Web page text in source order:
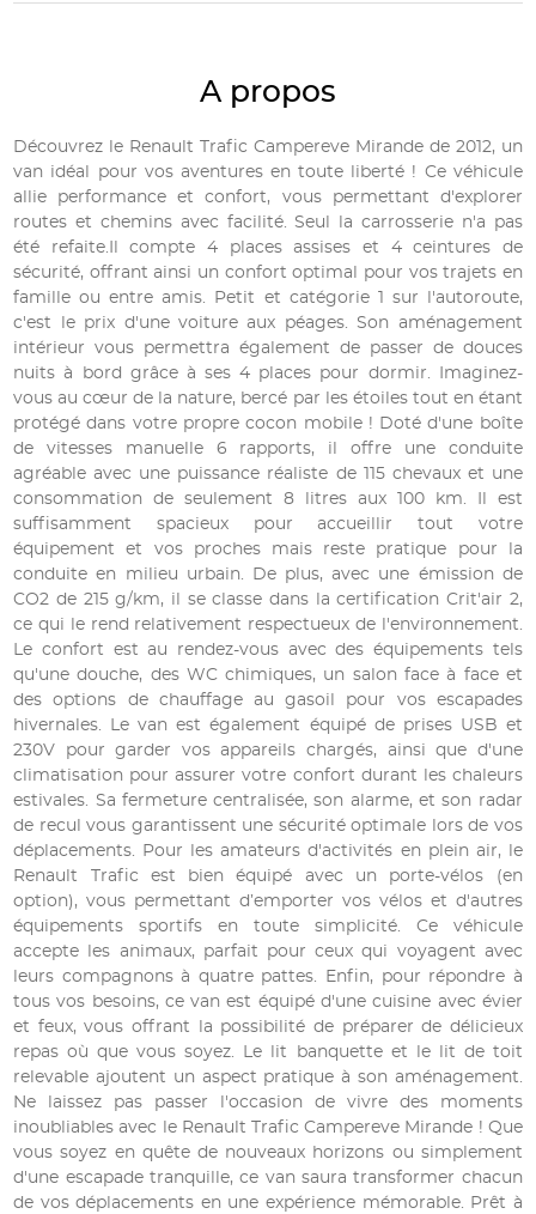
A propos
Découvrez le Renault Trafic Campereve Mirande de 2012, un
van idéal pour vos aventures en toute liberté ! Ce véhicule
allie performance et confort, vous permettant d'explorer
routes et chemins avec facilité. Seul la carrosserie n'a pas
été refaite.Il compte 4 places assises et 4 ceintures de
sécurité, offrant ainsi un confort optimal pour vos trajets en
famille ou entre amis. Petit et catégorie 1 sur l'autoroute,
c'est le prix d'une voiture aux péages. Son aménagement
intérieur vous permettra également de passer de douces
nuits à bord grâce à ses 4 places pour dormir. Imaginez-
vous au cœur de la nature, bercé par les étoiles tout en étant
protégé dans votre propre cocon mobile ! Doté d'une boîte
de vitesses manuelle 6 rapports, il offre une conduite
agréable avec une puissance réaliste de 115 chevaux et une
consommation de seulement 8 litres aux 100 km. Il est
suffisamment spacieux pour accueillir tout votre
équipement et vos proches mais reste pratique pour la
conduite en milieu urbain. De plus, avec une émission de
CO2 de 215 g/km, il se classe dans la certification Crit'air 2,
ce qui le rend relativement respectueux de l'environnement.
Le confort est au rendez-vous avec des équipements tels
qu'une douche, des WC chimiques, un salon face à face et
des options de chauffage au gasoil pour vos escapades
hivernales. Le van est également équipé de prises USB et
230V pour garder vos appareils chargés, ainsi que d'une
climatisation pour assurer votre confort durant les chaleurs
estivales. Sa fermeture centralisée, son alarme, et son radar
de recul vous garantissent une sécurité optimale lors de vos
déplacements. Pour les amateurs d'activités en plein air, le
Renault Trafic est bien équipé avec un porte-vélos (en
option), vous permettant d’emporter vos vélos et d'autres
équipements sportifs en toute simplicité. Ce véhicule
accepte les animaux, parfait pour ceux qui voyagent avec
leurs compagnons à quatre pattes. Enfin, pour répondre à
tous vos besoins, ce van est équipé d'une cuisine avec évier
et feux, vous offrant la possibilité de préparer de délicieux
repas où que vous soyez. Le lit banquette et le lit de toit
relevable ajoutent un aspect pratique à son aménagement.
Ne laissez pas passer l'occasion de vivre des moments
inoubliables avec le Renault Trafic Campereve Mirande ! Que
vous soyez en quête de nouveaux horizons ou simplement
d'une escapade tranquille, ce van saura transformer chacun
de vos déplacements en une expérience mémorable. Prêt à